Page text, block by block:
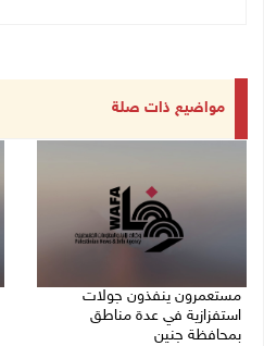
مواضيع ذات صلة
مستعمرون ينفذون جولات
استفزازية في عدة مناطق
بمحافظة جنين